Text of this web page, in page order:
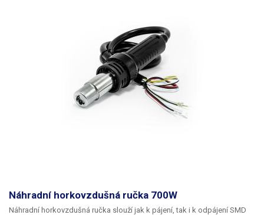
Náhradní horkovzdušná ručka 700W
Náhradní horkovzdušná ručka slouží jak k pájení, tak i k odpájení SMD